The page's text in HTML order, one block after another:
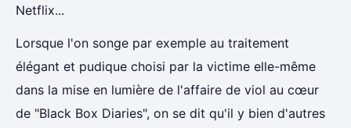
Netflix...
Lorsque l'on songe par exemple au traitement
élégant et pudique choisi par la victime elle-même
dans la mise en lumière de l'affaire de viol au cœur
de "Black Box Diaries", on se dit qu'il y bien d'autres